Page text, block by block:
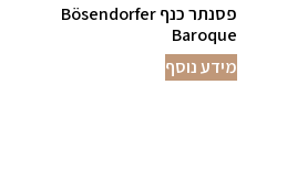
פסנתר כנף Bösendorfer
Baroque
מידע נוסף